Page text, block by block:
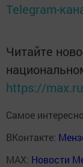
Telegram-
Читайте
https://
Самое
ВКонтакте:
MAX: Новости